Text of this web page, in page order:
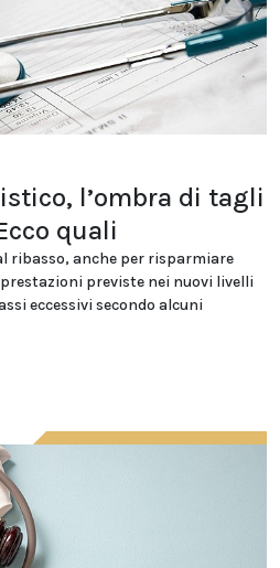
l’ombra di tagli
quali
ribasso, anche per risparmiare
previste nei nuovi livelli
eccessivi secondo alcuni